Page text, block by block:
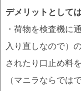
デメリットとして
・荷物を検査機に
入り直しなので）
されたり口止め料
（マニラならでは